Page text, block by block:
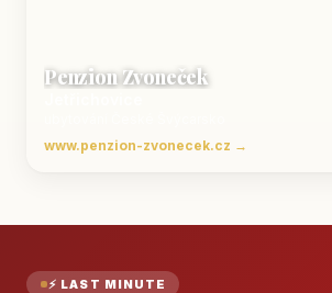
Penzion Zvoneček
www.penzion-zvonecek.cz →
⚡ LAST MINUTE